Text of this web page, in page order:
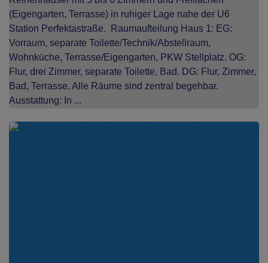
(Eigengarten, Terrasse) in ruhiger Lage nahe der U6
Station Perfektastraße. Raumaufteilung Haus 1: EG:
Vorraum, separate Toilette/Technik/Abstellraum,
Wohnküche, Terrasse/Eigengarten, PKW Stellplatz. OG:
Flur, drei Zimmer, separate Toilette, Bad. DG: Flur, Zimmer,
Bad, Terrasse. Alle Räume sind zentral begehbar.
Ausstattung: In ...